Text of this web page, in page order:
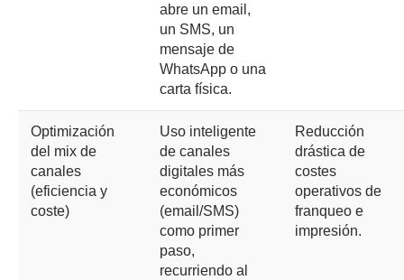
abre un email,
un SMS, un
mensaje de
WhatsApp o una
carta física.
Optimización
del mix de
canales
(eficiencia y
coste)
Uso inteligente
de canales
digitales más
económicos
(email/SMS)
como primer
paso,
recurriendo al
Reducción
drástica de
costes
operativos de
franqueo e
impresión.